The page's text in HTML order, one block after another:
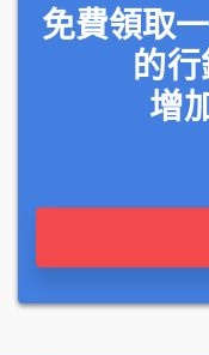
免費領取
的行
增